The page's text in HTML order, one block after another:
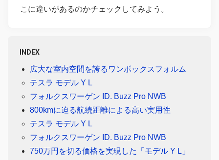
こに違いがあるのかチェックしてみよう。
INDEX
広大な室内空間を誇るワンボックスフォルム
テスラ モデル Y L
フォルクスワーゲン ID. Buzz Pro NWB
800kmに迫る航続距離による高い実用性
テスラ モデル Y L
フォルクスワーゲン ID. Buzz Pro NWB
750万円を切る価格を実現した「モデル Y L」